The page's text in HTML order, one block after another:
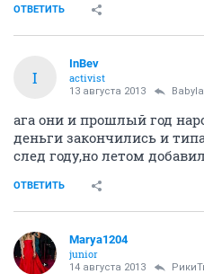
ОТВЕТИТЬ
I
InBev
activist
13 августа 2013
ага они и прошлый год
деньги закончились и
след году,но летом
ОТВЕТИТЬ
Marya1204
junior
14 августа 2013